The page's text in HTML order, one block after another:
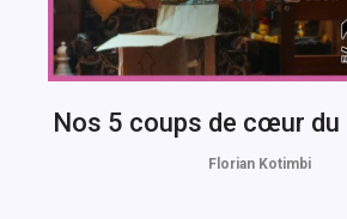
Nos 5 coups de cœur du
Florian Kotimbi